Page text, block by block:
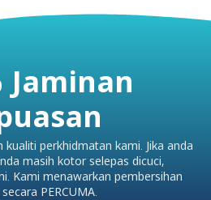
Jaminan
perkhidmatan kami. Jika anda
masih kotor selepas dicuci,
Kami menawarkan pembersihan
PERCUMA.